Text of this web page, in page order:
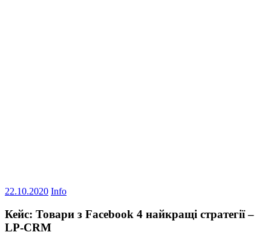
22.10.2020 Info
Кейс: Товари з Facebook 4 найкращі стратегії –
LP-CRM